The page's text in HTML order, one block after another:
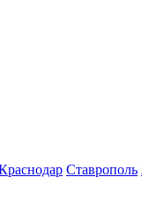
Ставрополь